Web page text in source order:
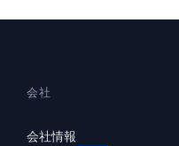
会社
会社情報